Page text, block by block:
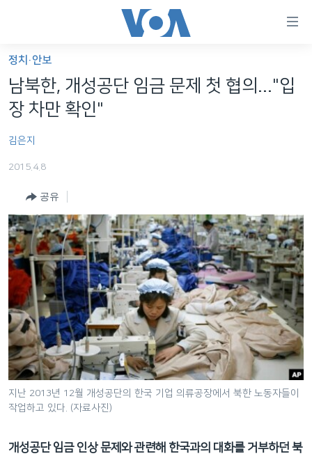
가
능
링
인
츠
로
이
동
인
네
비
게
이
션
으
이
세계
라디오
프로그램
주파수 안내
언어 선택
정치·안보
남북한, 개성공단 임금 문제 첫 협의..."입
장 차만 확인"
김은지
2015.4.8
공유
지난 2013년 12월 개성공단의 한국 기업 의류공장에서 북한 노동자들이
작업하고 있다. (자료사진)
개성공단 임금 인상 문제와 관련해 한국과의 대화를 거부하던 북